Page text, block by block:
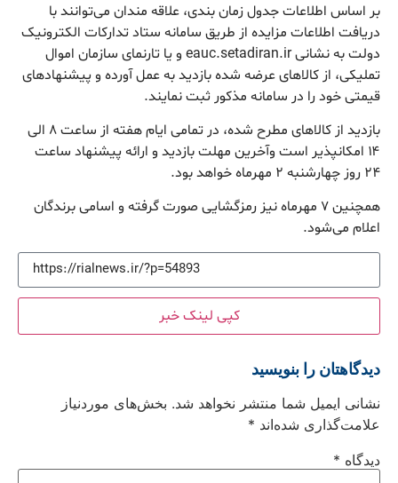
بر اساس اطلاعات جدول زمان بندی، علاقه مندان می‌توانند با
دریافت اطلاعات مزایده از طریق سامانه ستاد تدارکات الکترونیک
دولت به نشانی eauc.setadiran.ir و یا تارنمای سازمان اموال
تملیکی، از کالاهای عرضه شده بازدید به عمل آورده و پیشنهادهای
قیمتی خود را در سامانه مذکور ثبت نمایند.
بازدید از کالاهای مطرح شده، در تمامی ایام هفته از ساعت ۸ الی
۱۴ امکانپذیر است وآخرین مهلت بازدید و ارائه پیشنهاد ساعت
۲۴ روز چهارشنبه ۲ مهرماه خواهد بود.
همچنین ۷ مهرماه نیز رمزگشایی صورت گرفته و اسامی برندگان
اعلام می‌شود.
کپی لینک خبر
دیدگاهتان را بنویسید
نشانی ایمیل شما منتشر نخواهد شد. بخش‌های موردنیاز
علامت‌گذاری شده‌اند *
دیدگاه *